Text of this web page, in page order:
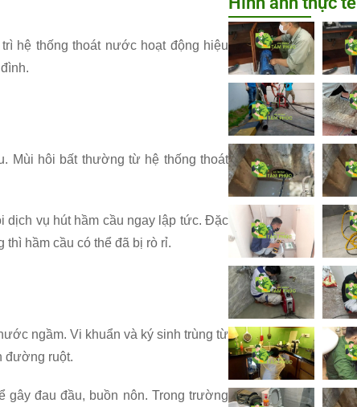
hệ thống thoát nước hoạt động hiệu
Mùi hôi bất thường từ hệ thống thoát
vụ hút hầm cầu ngay lập tức. Đặc
hầm cầu có thể đã bị rò rỉ.
ngầm. Vi khuẩn và ký sinh trùng từ
đường ruột.
gây đau đầu, buồn nôn. Trong trường